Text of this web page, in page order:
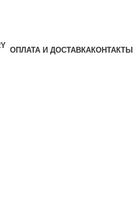
ОПЛАТА И ДОСТАВКАКОНТАКТЫ